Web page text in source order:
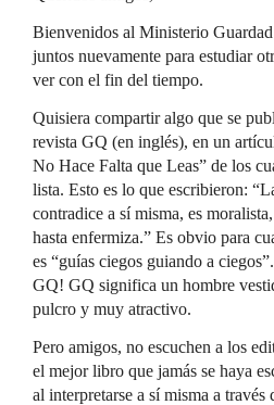
Bienvenidos al Ministerio
juntos nuevamente para estudiar
ver con el fin del tiempo.
Quisiera compartir algo que se
revista GQ (en inglés), en un
No Hace Falta que Leas” de los
lista. Esto es lo que escribieron:
contradice a sí misma, es
hasta enfermiza.” Es obvio para
es “guías ciegos guiando a
GQ! GQ significa un hombre
pulcro y muy atractivo.
Pero amigos, no escuchen a los
el mejor libro que jamás se haya
al interpretarse a sí misma a través